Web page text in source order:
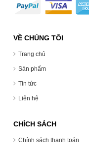
VỀ CHÚNG TÔI
Trang chủ
Sản phẩm
Tin tức
Liên hệ
CHÍCH SÁCH
Chính sách thanh toán